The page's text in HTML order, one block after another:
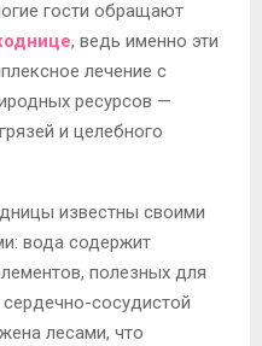
гости обращают
, ведь именно эти
лечение с
ресурсов —
и целебного
известны своими
вода содержит
полезных для
сосудистой
лесами, что